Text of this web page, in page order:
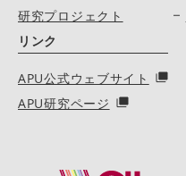
研究プロジェクト
リンク
APU公式ウェブサイト
APU研究ページ